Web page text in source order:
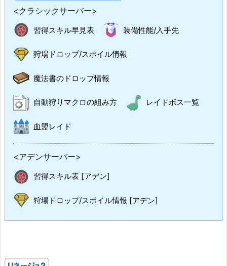
<クラシックサーバー>
習得スキル早見表 装備性能/入手先
狩場ドロップ/スポイル情報
魔法書のドロップ情報
自動狩りマクロの組み方 レイドボス一覧
血盟レイド
<アデンサーバー>
習得スキル表 [アデン]
狩場ドロップ/スポイル情報 [アデン]